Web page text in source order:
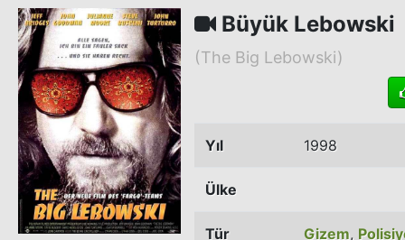
Büyük Lebowski
(The Big Lebowski)
Yıl 1998
Ülke
Tür Gizem,